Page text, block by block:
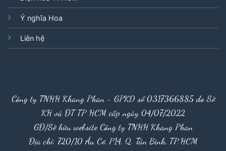
Ý nghĩa Hoa
Liên hệ
Công ty TNHH Khang Phan - GPKD số 0317366885 do Sở
KH và ĐT TP HCM cấp ngày 04/07/2022
GĐ/Sở hữu website Công ty TNHH Khang Phan
Địa chỉ: 720/10 Âu Cơ, P14, Q. Tân Bình, TP.HCM